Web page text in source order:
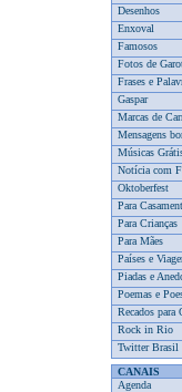
Desenhos
Enxoval
Famosos
Fotos de
Frases e
Gaspar
Marcas de
Mensagens
Músicas
Notícia com
Oktoberfest
Para
Para Crianças
Para Mães
Países e
Piadas e
Poemas e
Recados para
Rock in Rio
Twitter Brasil
CANAIS
Agenda